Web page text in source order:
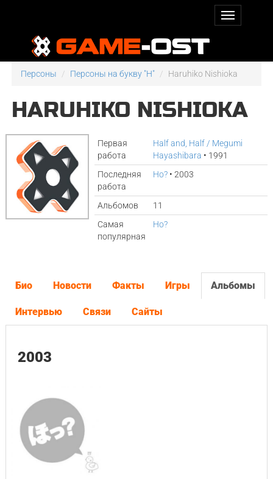
Персоны Персоны на букву "H" Haruhiko Nishioka
HARUHIKO NISHIOKA
Первая
работа
Half and, Half / Megumi
Hayashibara • 1991
Последняя
работа
Ho? • 2003
Альбомов
11
Самая
популярная
Ho?
Био Новости Факты Игры Альбомы
Интервью Связи Сайты
2003